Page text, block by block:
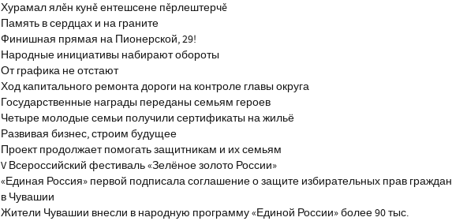
Хурамал ялĕн кунĕ ентешсене пĕрлештерчĕ
Память в сердцах и на граните
Финишная прямая на Пионерской, 29!
Народные инициативы набирают обороты
От графика не отстают
Ход капитального ремонта дороги на контроле главы округа
Государственные награды переданы семьям героев
Четыре молодые семьи получили сертификаты на жильё
Развивая бизнес, строим будущее
Проект продолжает помогать защитникам и их семьям
V Всероссийский фестиваль «Зелёное золото России»
«Единая Россия» первой подписала соглашение о защите избирательных прав граждан
в Чувашии
Жители Чувашии внесли в народную программу «Единой России» более 90 тыс.